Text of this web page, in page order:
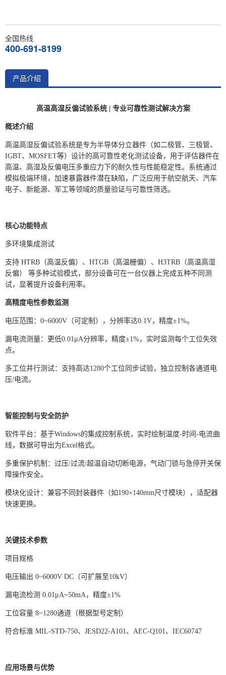
全国热线
400-691-8199
产品介绍
高温高湿反偏试验系统 | 专业可靠性测试解决方案
概述介绍
高温高湿反偏试验系统是专为半导体分立器件（如二极管、三极管、
IGBT、MOSFET等）设计的高可靠性老化测试设备，用于评估器件在
高温、高湿及反偏电压多重应力下的耐久性与性能稳定性。系统通过
模拟极端环境，加速暴露器件潜在缺陷，广泛应用于航空航天、汽车
电子、新能源、军工等领域的质量验证与可靠性筛选。
核心功能特点
多环境集成测试
支持 HTRB（高温反偏）、HTGB（高温栅偏）、H3TRB（高温高湿
反偏） 等多种试验模式，部分设备可在一台仪器上完成五种不同测
试，显著提升设备利用率。
高精度电性参数监测
电压范围：0~6000V（可定制），分辨率达0.1V，精度±1%。
漏电流测量：更低0.01μA分辨率，精度±1%，实时监测每个工位失效
点。
多工位并行测试：支持高达1280个工位同步试验，独立控制各通道电
压/电流。
智能控制与安全防护
软件平台：基于Windows的集成控制系统，实时绘制温度-时间-电流曲
线，数据可导出为Excel格式。
多重保护机制：过压/过流/超温自动切断电源，气动门锁与急停开关保
障操作安全。
模块化设计：兼容不同封装器件（如190×140mm尺寸模块），适配器
快速更换。
关键技术参数
项目规格
电压输出 0~6000V DC（可扩展至10kV）
漏电流检测 0.01μA~50mA，精度±1%
工位容量 8~1280通道（根据型号定制）
符合标准 MIL-STD-750、JESD22-A101、AEC-Q101、IEC60747
应用场景与优势